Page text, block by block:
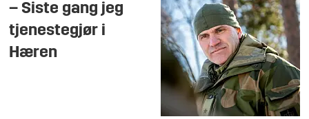
– Siste gang jeg
tjenestegjør i
Hæren